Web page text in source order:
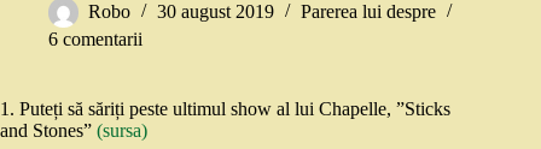
Robo 30 august 2019
Parerea lui despre
6 comentarii
1. Puteți să săriți peste ultimul show al lui Chapelle, ”Sticks
and Stones” (sursa)